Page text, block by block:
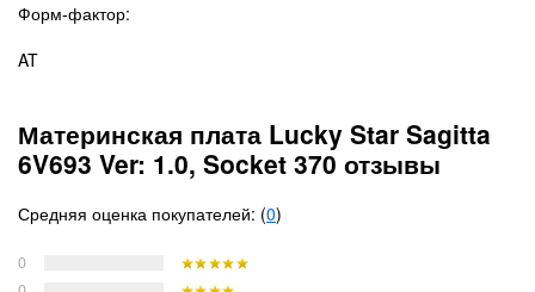
Форм-фактор:
AT
Материнская плата Lucky Star Sagitta
6V693 Ver: 1.0, Socket 370 отзывы
Средняя оценка покупателей: (0)
0